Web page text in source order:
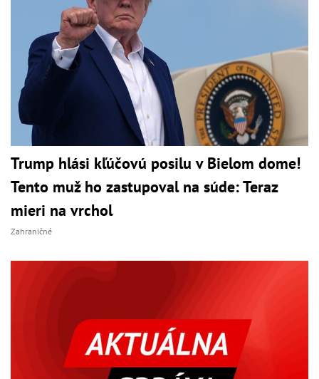
Trump hlási kľúčovú posilu v Bielom dome!
Tento muž ho zastupoval na súde: Teraz
mieri na vrchol
Zahraničné